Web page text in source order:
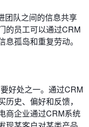
团队之间的信息共享
的员工可以通过CRM
孤岛和重复劳动。
好处之一。通过CRM
史、偏好和反馈，
商企业通过CRM系统